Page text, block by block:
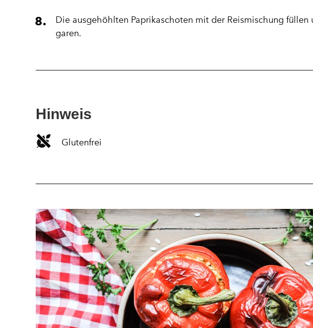
Die ausgehöhlten Paprikaschoten mit der Reismischung
garen.
Hinweis
Glutenfrei